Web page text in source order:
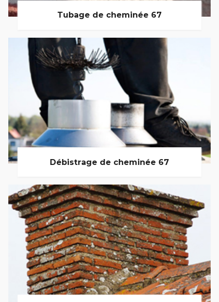
Tubage de cheminée 67
Débistrage de cheminée 67